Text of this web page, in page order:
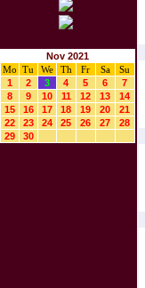
Nov 2021
Mo
Tu We Th Fr Sa
Su
1
2 3 4 5 6
7
8
9 10 11 12 13
14
15
16 17 18 19 20
21
22
23 24 25 26 27
28
29
30